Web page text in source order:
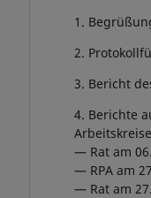
1.
2.
3. Bericht
4. Berichte
— Rat am
— RPA am
— Rat am